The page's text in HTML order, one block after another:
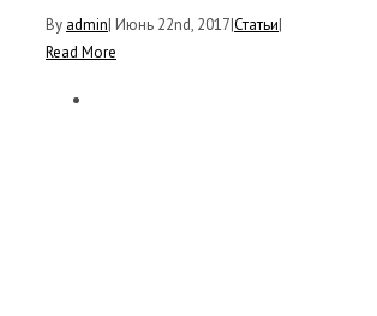
By admin| Июнь 22nd, 2017|Статьи|
Read More